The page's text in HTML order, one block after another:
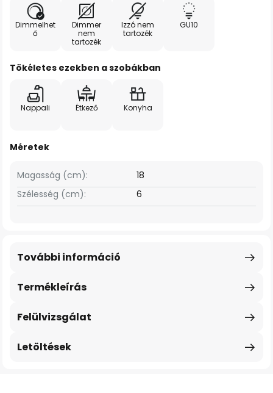
Dimmelhet
ő
Dimmer
nem
tartozék
Izzó nem
tartozék
GU10
Tökéletes ezekben a szobákban
Nappali Étkező Konyha
Méretek
Szélesség (cm): 6
Magasság (cm): 18
Termékleírás
További információ
Felülvizsgálat
Letöltések